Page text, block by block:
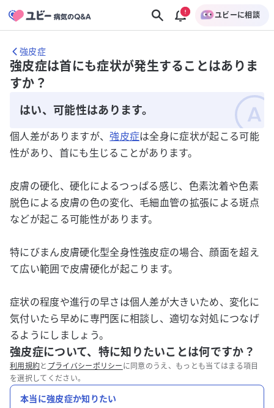
ユビーに相談
強皮症
強皮症は首にも症状が発生することはありま
すか？
はい、可能性はあります。
個人差がありますが、強皮症は全身に症状が起こる可能
性があり、首にも生じることがあります。
皮膚の硬化、硬化によるつっぱる感じ、色素沈着や色素
脱色による皮膚の色の変化、毛細血管の拡張による斑点
などが起こる可能性があります。
特にびまん皮膚硬化型全身性強皮症の場合、顔面を超え
て広い範囲で皮膚硬化が起こります。
症状の程度や進行の早さは個人差が大きいため、変化に
気付いたら早めに専門医に相談し、適切な対処につなげ
るようにしましょう。
強皮症について、特に知りたいことは何ですか？
利用規約と プライバシーポリシー に同意のうえ、もっとも当てはまる項目
を選択してください。
本当に強皮症か知りたい